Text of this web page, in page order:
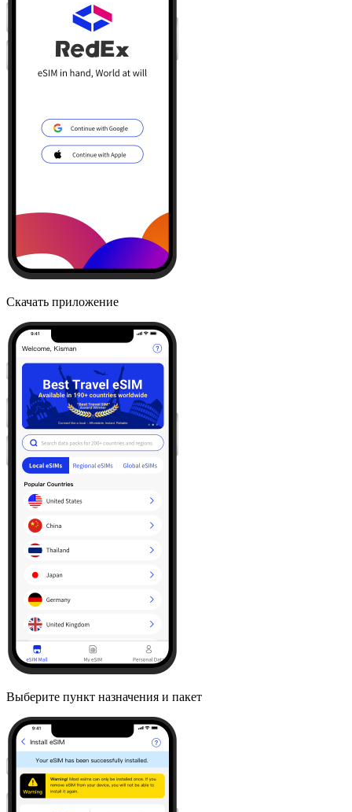
Скачать приложение
Выберите пункт назначения и пакет